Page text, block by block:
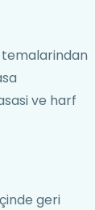
ve harf
geri